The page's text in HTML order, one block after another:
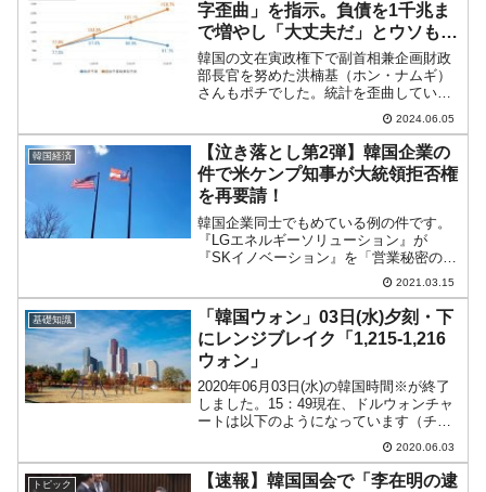
字歪曲」を指示。負債を1千兆ま
で増やし「大丈夫だ」とウソも言
った
韓国の文在寅政権下で副首相兼企画財政
部長官を努めた洪楠基（ホン・ナムギ）
さんもポチでした。統計を歪曲していま
した――というガッカリな話が出まし
た。韓国は文在寅政権時に政府負債を約
400兆ウォン積みました。もともと600兆
ウォンだったのに、一...
2024.06.05
韓国経済
【泣き落とし第2弾】韓国企業の
件で米ケンプ知事が大統領拒否権
を再要請！
韓国企業同士でもめている例の件です。
『LGエネルギーソリューション』が
『SKイノベーション』を「営業秘密の窃
盗」で訴え、アメリカ合衆国『国際貿易
委員会』（略称：ITC）は『LGエネルギ
ーソリューション』の勝ちと判断。『SK
イノベーション』の...
2021.03.15
基礎知識
「韓国ウォン」03日(水)夕刻・下
にレンジブレイク「1,215-1,216
ウォン」
2020年06月03日(水)の韓国時間※が終了
しました。15：49現在、ドルウォンチャ
ートは以下のようになっています（チャ
ートは『Investing.com』より引用：以下
同）。下にヒゲを持つ陰線になりまし
た。始値からずっと下落（ウォン高方...
2020.06.03
トピック
【速報】韓国国会で「李在明の逮